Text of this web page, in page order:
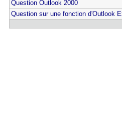
Question Outlook 2000
Question sur une fonction d'Outlook